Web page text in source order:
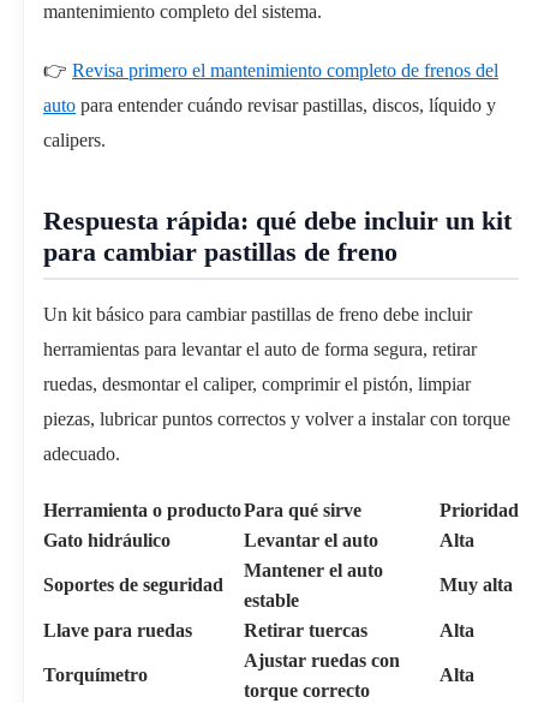
mantenimiento completo del sistema.
👉 Revisa primero el mantenimiento completo de frenos del
auto para entender cuándo revisar pastillas, discos, líquido y
calipers.
Respuesta rápida: qué debe incluir un kit
para cambiar pastillas de freno
Un kit básico para cambiar pastillas de freno debe incluir
herramientas para levantar el auto de forma segura, retirar
ruedas, desmontar el caliper, comprimir el pistón, limpiar
piezas, lubricar puntos correctos y volver a instalar con torque
adecuado.
Herramienta o productoPara qué sirve
Prioridad
Gato hidráulico
Levantar el auto Alta
Soportes de seguridad
Mantener el auto
estable
Muy alta
Llave para ruedas Retirar tuercas Alta
Torquímetro
Ajustar ruedas con
torque correcto
Alta